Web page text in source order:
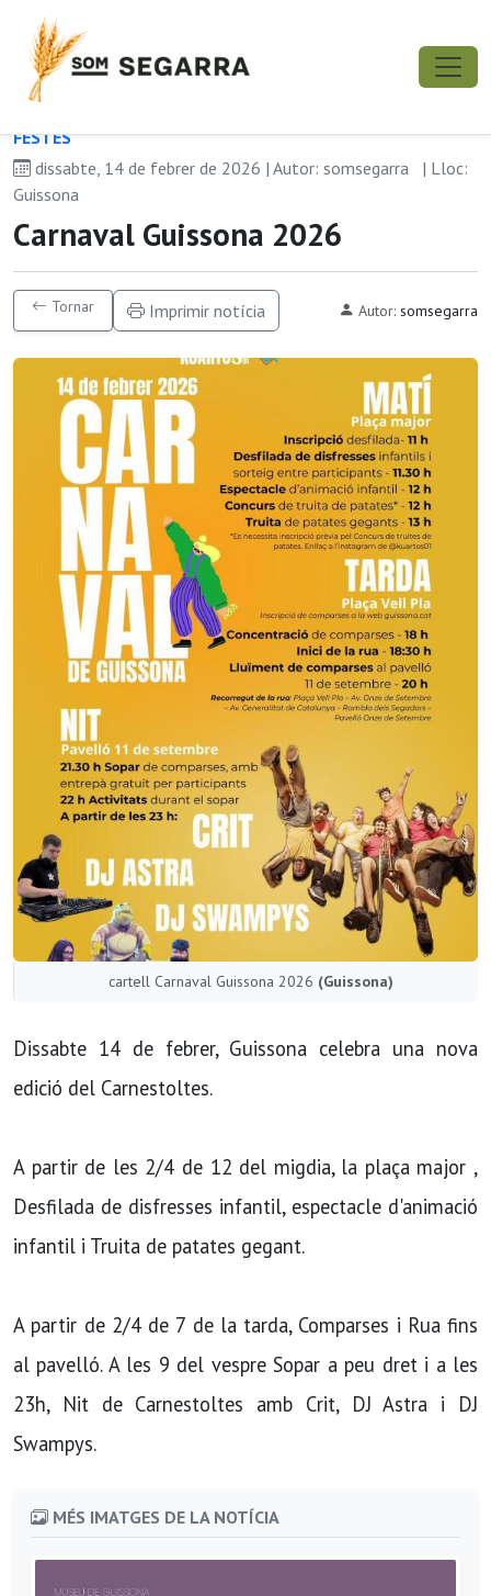
FESTES
dissabte, 14 de febrer de 2026 | Autor: somsegarra
| Lloc:
Guissona
Carnaval Guissona 2026
Tornar Imprimir notícia Autor: somsegarra
cartell Carnaval Guissona 2026 (Guissona)
Dissabte 14 de febrer, Guissona celebra una nova
edició del Carnestoltes.
A partir de les 2/4 de 12 del migdia, la plaça major ,
Desfilada de disfresses infantil, espectacle d'animació
infantil i Truita de patates gegant.
A partir de 2/4 de 7 de la tarda, Comparses i Rua fins
al pavelló. A les 9 del vespre Sopar a peu dret i a les
23h, Nit de Carnestoltes amb Crit, DJ Astra i DJ
Swampys.
MÉS IMATGES DE LA NOTÍCIA